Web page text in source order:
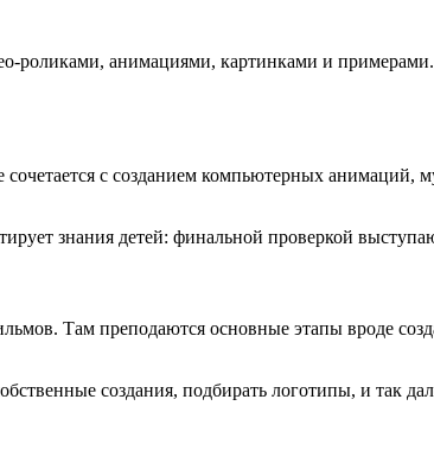
роликами, анимациями, картинками и
с созданием компьютерных анимаций,
знания детей: финальной проверкой
Там преподаются основные этапы вроде
создания, подбирать логотипы, и так